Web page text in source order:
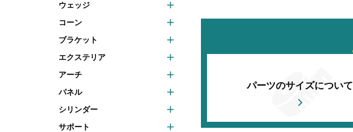
ウェッジ
コーン
ブラケット
エクステリア
アーチ
パネル
シリンダー
サポート
パーツのサイズについて